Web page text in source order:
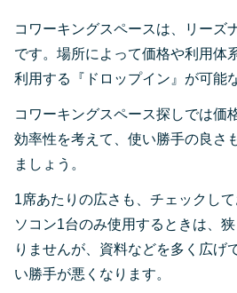
コワーキングスペースは、リーズ
です。場所によって価格や利用体
利用する『ドロップイン』が可能
コワーキングスペース探しでは価
効率性を考えて、使い勝手の良さ
ましょう。
1席あたりの広さも、チェックし
ソコン1台のみ使用するときは、
りませんが、資料などを多く広げ
い勝手が悪くなります。